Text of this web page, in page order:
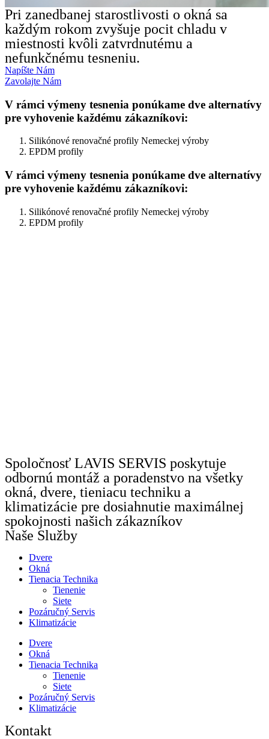
Pri zanedbanej starostlivosti o okná sa
každým rokom zvyšuje pocit chladu v
miestnosti kvôli zatvrdnutému a
nefunkčnému tesneniu.
Napíšte Nám
Zavolajte Nám
V rámci výmeny tesnenia ponúkame dve alternatívy
pre vyhovenie každému zákazníkovi:
Silikónové renovačné profily Nemeckej výroby
EPDM profily
V rámci výmeny tesnenia ponúkame dve alternatívy
pre vyhovenie každému zákazníkovi:
Silikónové renovačné profily Nemeckej výroby
EPDM profily
Spoločnosť LAVIS SERVIS poskytuje
odbornú montáž a poradenstvo na všetky
okná, dvere, tieniacu techniku a
klimatizácie pre dosiahnutie maximálnej
spokojnosti našich zákazníkov
Naše Služby
Dvere
Okná
Tienacia Technika
Tienenie
Siete
Pozáručný Servis
Klimatizácie
Dvere
Okná
Tienacia Technika
Tienenie
Siete
Pozáručný Servis
Klimatizácie
Kontakt